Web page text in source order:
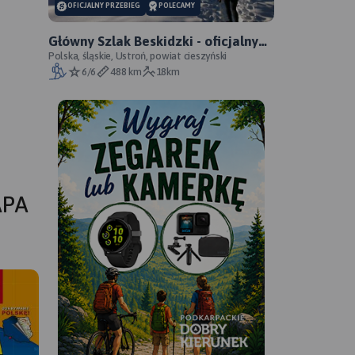
OFICJALNY PRZEBIEG POLECAMY
Główny Szlak Beskidzki - oficjalny
przebieg
Polska, śląskie, Ustroń, powiat cieszyński
6/6
488 km 18km